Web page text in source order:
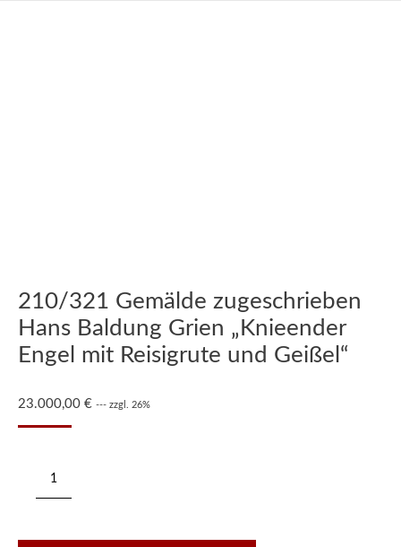
210/321 Gemälde zugeschrieben
Hans Baldung Grien „Knieender
Engel mit Reisigrute und Geißel“
23.000,00 € --- zzgl. 26%
Gemälde
zugeschrieben
Baldung